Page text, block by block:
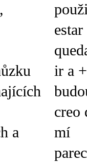
a
ir a
creo
mí